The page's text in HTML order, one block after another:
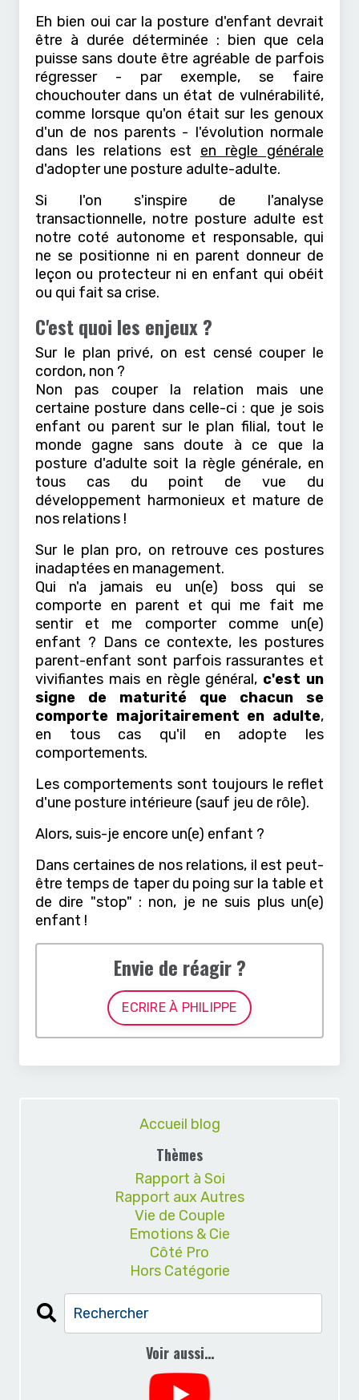
Eh bien oui car la posture d'enfant devrait
être à durée déterminée : bien que cela
puisse sans doute être agréable de parfois
régresser - par exemple, se faire
chouchouter dans un état de vulnérabilité,
comme lorsque qu'on était sur les genoux
d'un de nos parents - l'évolution normale
dans les relations est en règle générale
d'adopter une posture adulte-adulte.
Si l'on s'inspire de l'analyse
transactionnelle, notre posture adulte est
notre coté autonome et responsable, qui
ne se positionne ni en parent donneur de
leçon ou protecteur ni en enfant qui obéit
ou qui fait sa crise.
C'est quoi les enjeux ?
Sur le plan privé, on est censé couper le
cordon, non ?
Non pas couper la relation mais une
certaine posture dans celle-ci : que je sois
enfant ou parent sur le plan filial, tout le
monde gagne sans doute à ce que la
posture d'adulte soit la règle générale, en
tous cas du point de vue du
développement harmonieux et mature de
nos relations !
Sur le plan pro, on retrouve ces postures
inadaptées en management.
Qui n'a jamais eu un(e) boss qui se
comporte en parent et qui me fait me
sentir et me comporter comme un(e)
enfant ? Dans ce contexte, les postures
parent-enfant sont parfois rassurantes et
vivifiantes mais en règle général, c'est un
signe de maturité que chacun se
comporte majoritairement en adulte,
en tous cas qu'il en adopte les
comportements.
Les comportements sont toujours le reflet
d'une posture intérieure (sauf jeu de rôle).
Alors, suis-je encore un(e) enfant ?
Dans certaines de nos relations, il est peut-
être temps de taper du poing sur la table et
de dire "stop" : non, je ne suis plus un(e)
enfant !
Envie de réagir ?
ECRIRE À PHILIPPE
Accueil blog
Thèmes
Rapport à Soi
Rapport aux Autres
Vie de Couple
Emotions & Cie
Côté Pro
Hors Catégorie
Voir aussi…